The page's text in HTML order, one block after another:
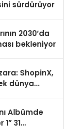
sürdürüyor
2030’da
bekleniyor
ShopinX,
dünya
Albümde
31